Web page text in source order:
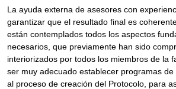
La ayuda externa de asesores con
garantizar que el resultado final es
están contemplados todos los aspectos
necesarios, que previamente han sido
interiorizados por todos los miembros de la
ser muy adecuado establecer programas
al proceso de creación del Protocolo, para